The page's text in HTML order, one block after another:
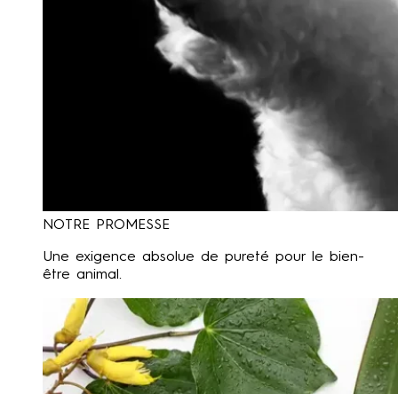
NOTRE PROMESSE
Une exigence absolue de pureté pour le bien-
être animal.